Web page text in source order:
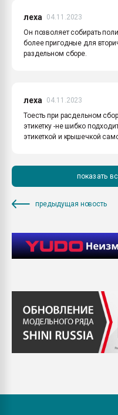
леха
04.11.2023
Он позволяет собирать
более пригодные для
раздельном сборе.
леха
04.11.2023
Тоесть при расдельном
этикетку -не шибко
этикеткой и крышечкой
показать
предыдущая новость